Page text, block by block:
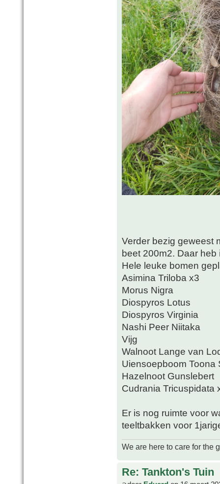
Verder bezig geweest
beet 200m2. Daar
Hele leuke bomen
Asimina Triloba x3
Morus Nigra
Diospyros Lotus
Diospyros Virginia
Nashi Peer Niitaka
Vijg
Walnoot Lange van
Uiensoepboom Toona
Hazelnoot Gunslebert
Cudrania Tricuspidata
Er is nog ruimte voor
teeltbakken voor
We are here to care for the
Re: Tankton's Tuin